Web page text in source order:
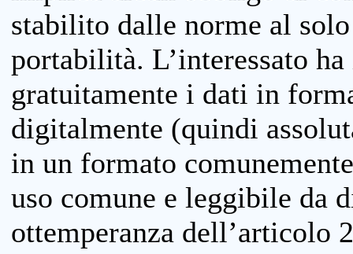
stabilito dalle norme al
portabilità. L’interessato
gratuitamente i dati in
digitalmente (quindi
in un formato
uso comune e leggibile da
ottemperanza dell’articolo